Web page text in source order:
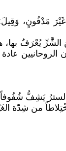
مَدْفُونٍ، وَقِيلَ:
يُعْرَفُ بها،
يَشِفُّ
من شِدّة